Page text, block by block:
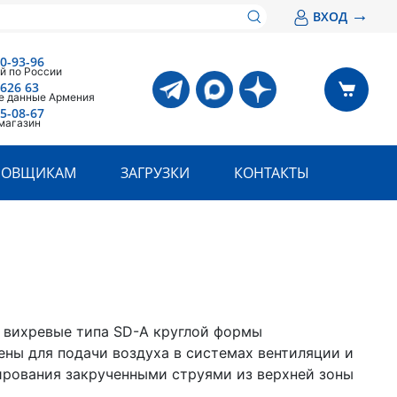
ВХОД →
93-96
по России
08-67
63
данные Армения
ЗАГРУЗКИ КОНТАКТЫ
типа SD-A круглой формы
для подачи воздуха в системах вентиляции и
закрученными струями из верхней зоны